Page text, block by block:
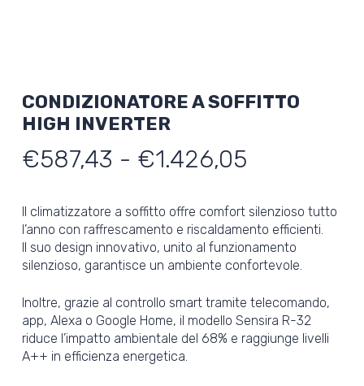
CONDIZIONATORE A SOFFITTO
HIGH INVERTER
€587,43 - €1.426,05Fascia
prezzo:
da
€587,43
€1.426,05
Il climatizzatore a soffitto offre comfort silenzioso tutto
l’anno con raffrescamento e riscaldamento efficienti.
Il suo design innovativo, unito al funzionamento
silenzioso, garantisce un ambiente confortevole.
Inoltre, grazie al controllo smart tramite telecomando,
app, Alexa o Google Home, il modello Sensira R-32
riduce l’impatto ambientale del 68% e raggiunge livelli
A++ in efficienza energetica.